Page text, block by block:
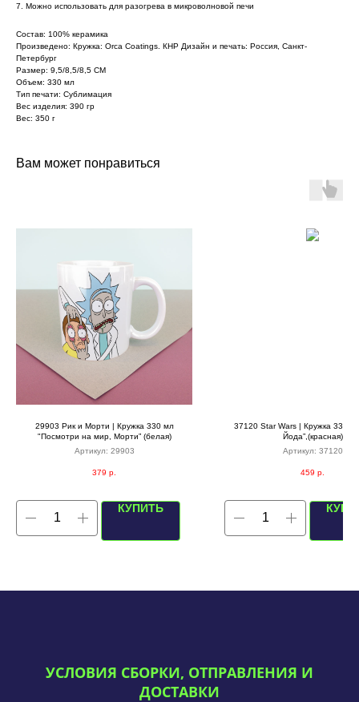
7. Можно использовать для разогрева в микроволновой печи
Состав: 100% керамика
Произведено: Кружка: Orca Coatings. КНР Дизайн и печать: Россия, Санкт-
Петербург
Размер: 9,5/8,5/8,5 СМ
Объем: 330 мл
Тип печати: Сублимация
Вес изделия: 390 гр
Вес: 350 г
Вам может понравиться
29903 Рик и Морти | Кружка 330 мл
"Посмотри на мир, Морти” (белая)
Артикул: 29903
379 р.
КУПИТЬ
37120 Star Wars | Кружка
Йода”,(красная)
Артикул: 37120
459 р.
УСЛОВИЯ СБОРКИ, ОТПРАВЛЕНИЯ И
ДОСТАВКИ